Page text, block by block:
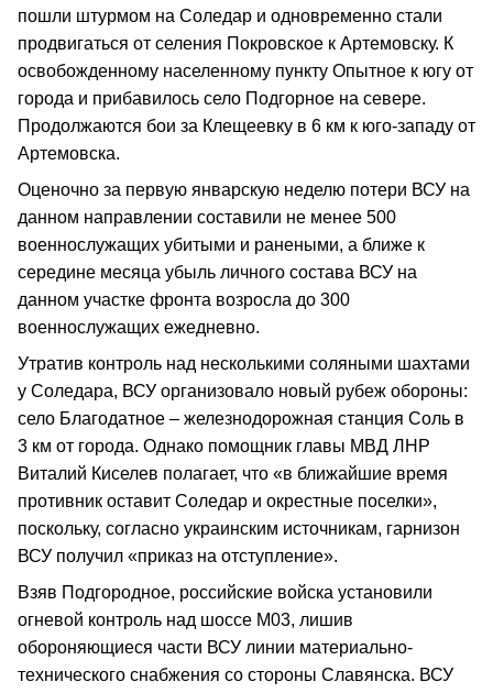
пошли штурмом на Соледар и одновременно стали
продвигаться от селения Покровское к Артемовску. К
освобожденному населенному пункту Опытное к югу от
города и прибавилось село Подгорное на севере.
Продолжаются бои за Клещеевку в 6 км к юго-западу от
Артемовска.
Оценочно за первую январскую неделю потери ВСУ на
данном направлении составили не менее 500
военнослужащих убитыми и ранеными, а ближе к
середине месяца убыль личного состава ВСУ на
данном участке фронта возросла до 300
военнослужащих ежедневно.
Утратив контроль над несколькими соляными шахтами
у Соледара, ВСУ организовало новый рубеж обороны:
село Благодатное – железнодорожная станция Соль в
3 км от города. Однако помощник главы МВД ЛНР
Виталий Киселев полагает, что «в ближайшие время
противник оставит Соледар и окрестные поселки»,
поскольку, согласно украинским источникам, гарнизон
ВСУ получил «приказ на отступление».
Взяв Подгородное, российские войска установили
огневой контроль над шоссе М03, лишив
обороняющиеся части ВСУ линии материально-
технического снабжения со стороны Славянска. ВСУ